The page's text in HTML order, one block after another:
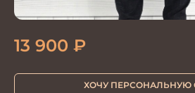
13 900 ₽
ХОЧУ ПЕРСОНАЛЬНУЮ